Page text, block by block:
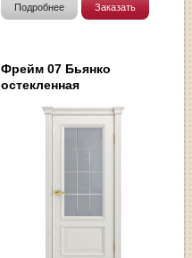
Подробнее Заказать
Фрейм 07 Бьянко
остекленная